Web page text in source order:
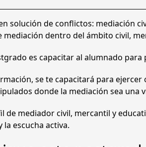
c
i
d
e
o
solución de conflictos: mediación
dentro del ámbito civil,
es capacitar al alumnado
se te capacitará para
donde la mediación sea una
de mediador civil, mercantil y
escucha activa.